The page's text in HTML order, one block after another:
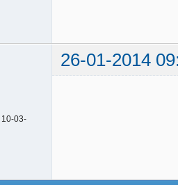
26-01-2014
10-03-